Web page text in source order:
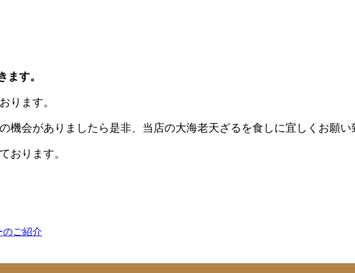
ます。
ります。
機会がありましたら是非、当店の大海老天ざるを食しに宜しくお願い
おります。
のご紹介